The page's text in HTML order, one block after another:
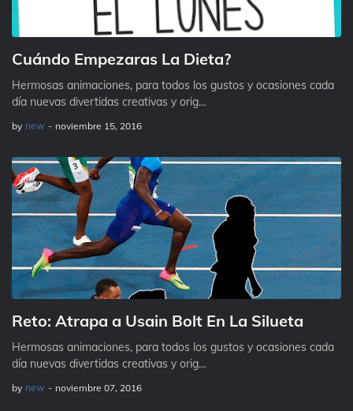
Cuándo Empezaras La Dieta?
Hermosas animaciones, para todos los gustos y ocasiones cada
día nuevas divertidas creativas y orig…
by new - noviembre 15, 2016
Reto: Atrapa a Usain Bolt En La Silueta
Hermosas animaciones, para todos los gustos y ocasiones cada
día nuevas divertidas creativas y orig…
by new - noviembre 07, 2016